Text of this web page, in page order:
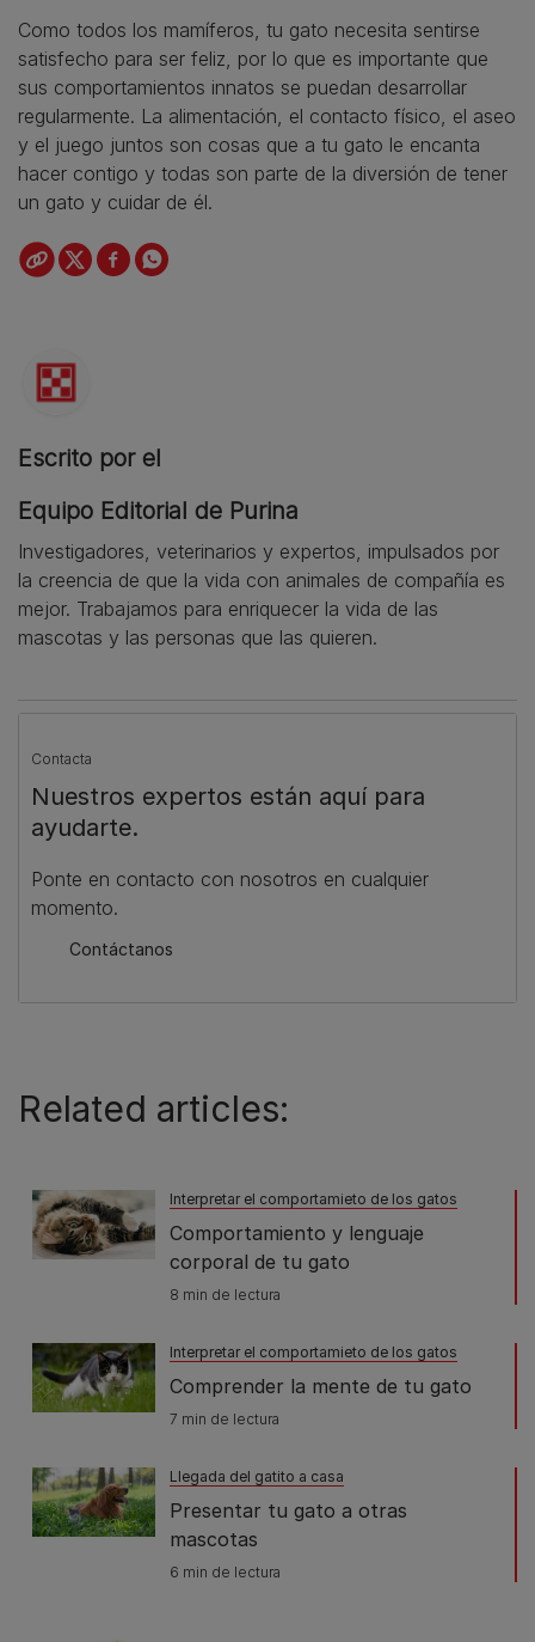
Como todos los mamíferos, tu gato necesita sentirse
satisfecho para ser feliz, por lo que es importante que
sus comportamientos innatos se puedan desarrollar
regularmente. La alimentación, el contacto físico, el aseo
y el juego juntos son cosas que a tu gato le encanta
hacer contigo y todas son parte de la diversión de tener
un gato y cuidar de él.
Escrito por el
Equipo Editorial de Purina
Investigadores, veterinarios y expertos, impulsados por
la creencia de que la vida con animales de compañía es
mejor. Trabajamos para enriquecer la vida de las
mascotas y las personas que las quieren.
Contacta
Nuestros expertos están aquí para
ayudarte.
Ponte en contacto con nosotros en cualquier
momento.
Contáctanos
Related articles:
Interpretar el comportamieto de los gatos
Comportamiento y lenguaje
corporal de tu gato
8 min de lectura
Interpretar el comportamieto de los gatos
Comprender la mente de tu gato
7 min de lectura
Llegada del gatito a casa
Presentar tu gato a otras
mascotas
6 min de lectura